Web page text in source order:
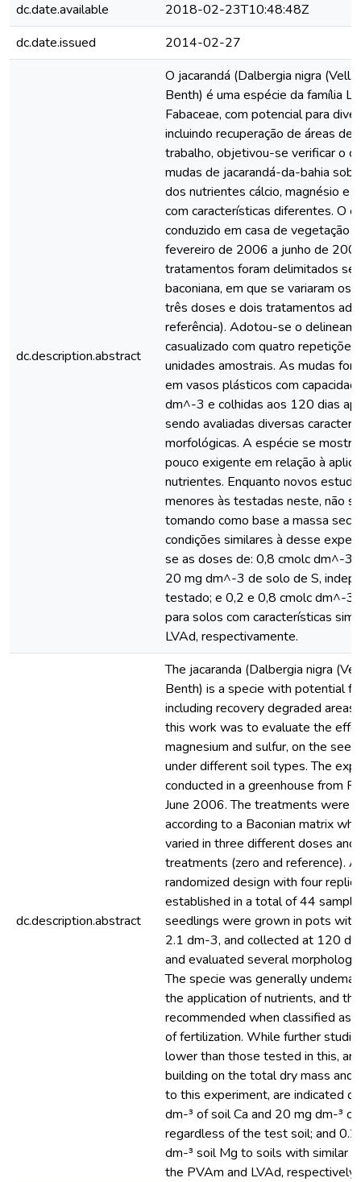
dc.date.available
2018-02-23T10:48:48Z
dc.date.issued
2014-02-27
dc.description.abstract
O jacarandá (Dalbergia nigra
Benth) é uma espécie da família
Fabaceae, com potencial para
incluindo recuperação de áreas
trabalho, objetivou-se verificar o
mudas de jacarandá-da-bahia
dos nutrientes cálcio, magnésio e
com características diferentes. O
conduzido em casa de vegetação
fevereiro de 2006 a junho de
tratamentos foram delimitados
baconiana, em que se variaram os
três doses e dois tratamentos
referência). Adotou-se o
casualizado com quatro
unidades amostrais. As mudas
em vasos plásticos com
dm^-3 e colhidas aos 120 dias
sendo avaliadas diversas
morfológicas. A espécie se
pouco exigente em relação à
nutrientes. Enquanto novos
menores às testadas neste, não
tomando como base a massa
condições similares à desse
se as doses de: 0,8 cmolc dm^-3
20 mg dm^-3 de solo de S,
testado; e 0,2 e 0,8 cmolc dm^-3
para solos com características
LVAd, respectivamente.
dc.description.abstract
The jacaranda (Dalbergia nigra
Benth) is a specie with potential
including recovery degraded
this work was to evaluate the
magnesium and sulfur, on the
under different soil types. The
conducted in a greenhouse from
June 2006. The treatments were
according to a Baconian matrix
varied in three different doses
treatments (zero and reference).
randomized design with four
established in a total of 44
seedlings were grown in pots with
2.1 dm-3, and collected at 120
and evaluated several
The specie was generally
the application of nutrients, and
recommended when classified as
of fertilization. While further
lower than those tested in this,
building on the total dry mass and
to this experiment, are indicated
dm-³ of soil Ca and 20 mg dm-³ of
regardless of the test soil; and 0.2
dm-³ soil Mg to soils with similar
the PVAm and LVAd, respectively.